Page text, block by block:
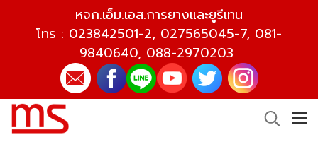
หจก.เอ็ม.เอส.การยางและยูรีเทน
โทร : 023842501-2, 027565045-7, 081-
9840640, 088-2970203